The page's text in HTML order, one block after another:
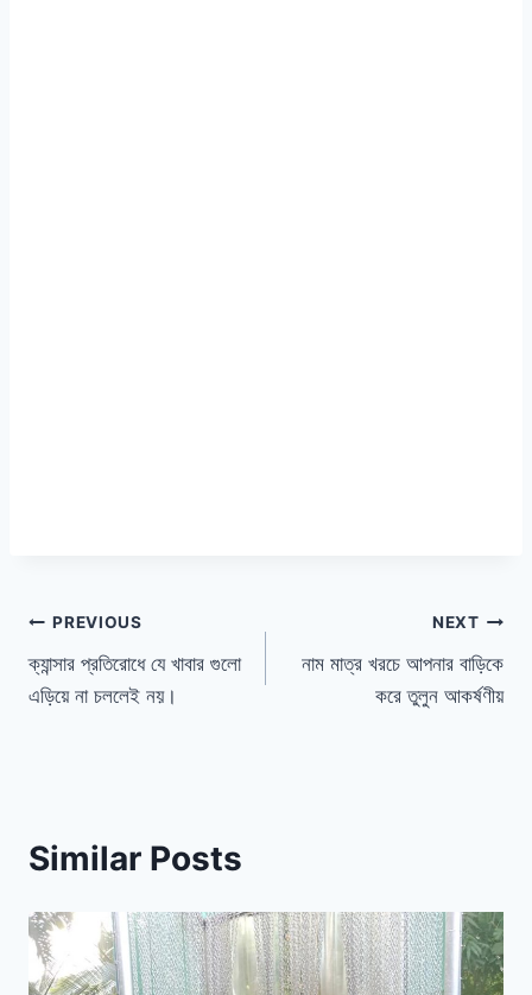
পোস্ট
ন্যাভিগেশন
PREVIOUS
ক্যান্সার প্রতিরোধে যে খাবার গুলো
এড়িয়ে না চললেই নয়।
NEXT
নাম মাত্র খরচে আপনার বাড়িকে
করে তুলুন আকর্ষণীয়
Similar Posts